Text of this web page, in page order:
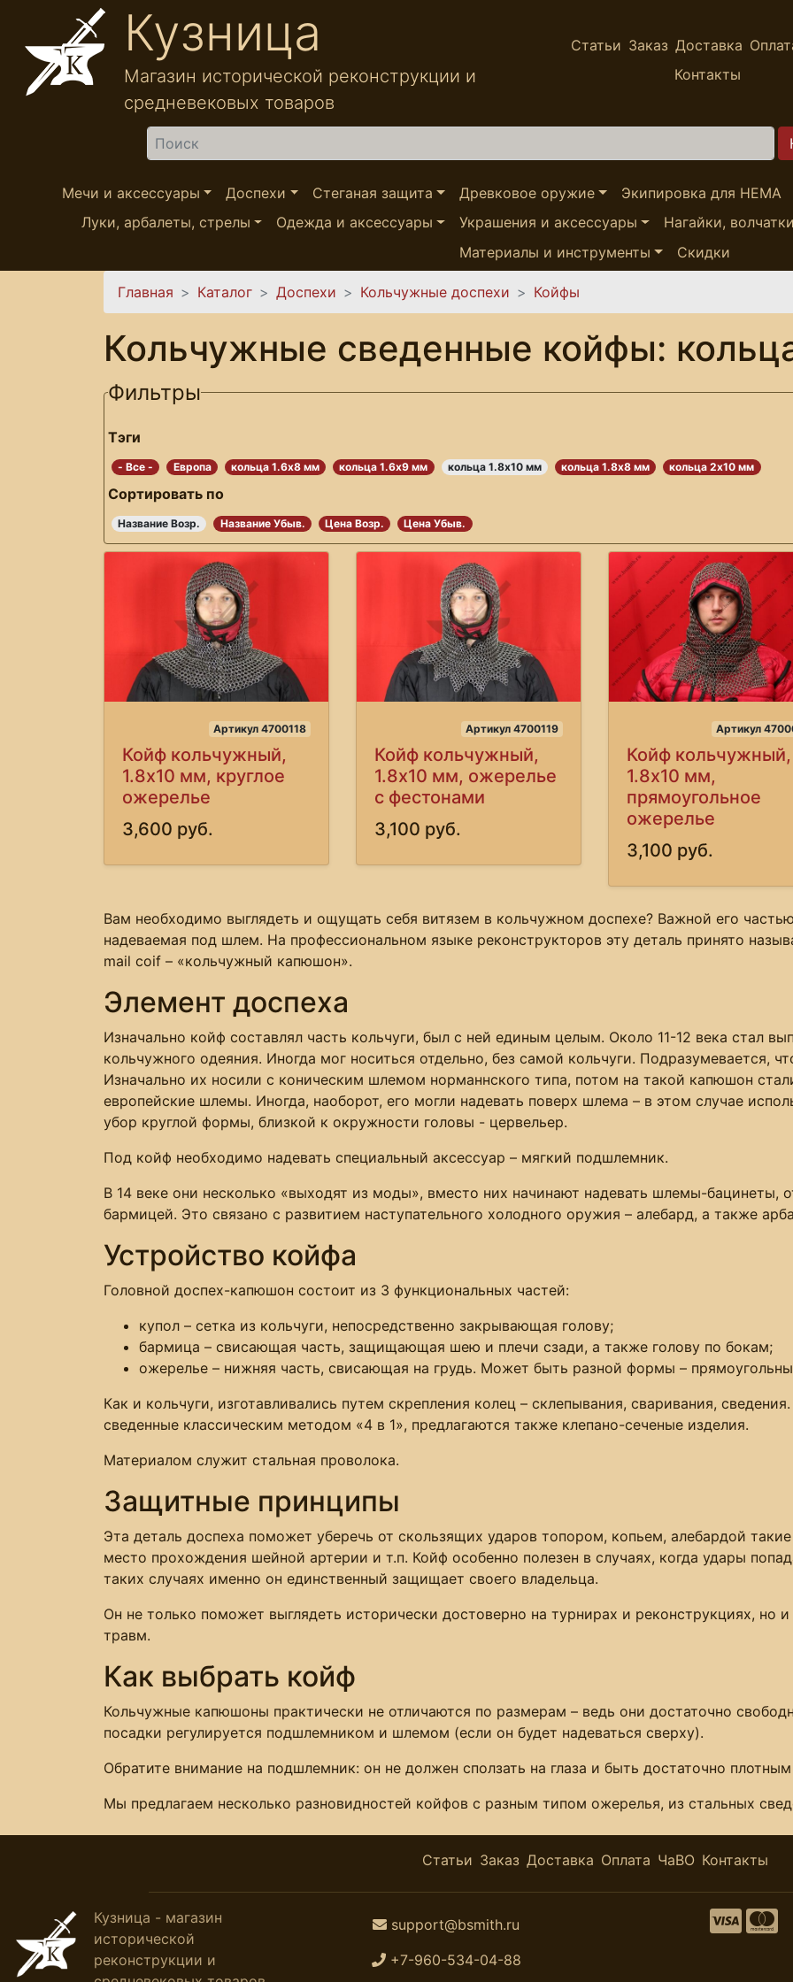
Перейти к основному содержанию
Кузница
Магазин исторической реконструкции и
средневековых товаров
Статьи Заказ Доставка
Контакты
Найти
Мечи и аксессуары Доспехи Стеганая защита Древковое оружие
Экипировка для HEMA
Луки, арбалеты, стрелы
Одежда и аксессуары Украшения и аксессуары
Нагайки,
Материалы и инструменты
Скидки
Вы здесь
Главная Каталог Доспехи Кольчужные доспехи Койфы
Кольчужные сведенные койфы:
Фильтры
Тэги
- Все - Европа кольца 1.6х8 мм кольца 1.6х9 мм кольца 1.8х10 мм кольца 1.8х8 мм кольца 2х10 мм
Сортировать по
Название Возр. Название Убыв. Цена Возр. Цена Убыв.
Артикул 4700118
Койф кольчужный,
1.8х10 мм, круглое
ожерелье
3,600 руб.
Артикул 4700119
Койф кольчужный,
1.8х10 мм, ожерелье
с фестонами
3,100 руб.
Артикул
Койф кольчужный,
1.8х10 мм,
прямоугольное
ожерелье
3,100 руб.
Вам необходимо выглядеть и ощущать себя витязем в кольчужном доспехе? Важной его
надеваемая под шлем. На профессиональном языке реконструкторов эту деталь принято
mail coif – «кольчужный капюшон».
Элемент доспеха
Изначально койф составлял часть кольчуги, был с ней единым целым. Около 11-12 века стал
кольчужного одеяния. Иногда мог носиться отдельно, без самой кольчуги. Подразумевается,
Изначально их носили с коническим шлемом норманнского типа, потом на такой капюшон
европейские шлемы. Иногда, наоборот, его могли надевать поверх шлема – в этом случае
убор круглой формы, близкой к окружности головы - цервельер.
Под койф необходимо надевать специальный аксессуар – мягкий подшлемник.
В 14 веке они несколько «выходят из моды», вместо них начинают надевать шлемы-бацинеты,
бармицей. Это связано с развитием наступательного холодного оружия – алебард, а также
Устройство койфа
Головной доспех-капюшон состоит из 3 функциональных частей:
купол – сетка из кольчуги, непосредственно закрывающая голову;
бармица – свисающая часть, защищающая шею и плечи сзади, а также голову по бокам;
ожерелье – нижняя часть, свисающая на грудь. Может быть разной формы –
Как и кольчуги, изготавливались путем скрепления колец – склепывания, сваривания,
сведенные классическим методом «4 в 1», предлагаются также клепано-сеченые изделия.
Материалом служит стальная проволока.
Защитные принципы
Эта деталь доспеха поможет уберечь от скользящих ударов топором, копьем, алебардой
место прохождения шейной артерии и т.п. Койф особенно полезен в случаях, когда удары
таких случаях именно он единственный защищает своего владельца.
Он не только поможет выглядеть исторически достоверно на турнирах и реконструкциях, но
травм.
Как выбрать койф
Кольчужные капюшоны практически не отличаются по размерам – ведь они достаточно
посадки регулируется подшлемником и шлемом (если он будет надеваться сверху).
Обратите внимание на подшлемник: он не должен сползать на глаза и быть достаточно
Мы предлагаем несколько разновидностей койфов с разным типом ожерелья, из стальных
Статьи Заказ Доставка Оплата ЧаВО Контакты
Кузница - магазин
исторической
реконструкции и
support@bsmith.ru
+7-960-534-04-88